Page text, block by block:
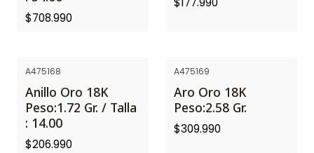
$708.990
A475168
Anillo Oro 18K
Peso:1.72 Gr. / Talla
: 14.00
$206.990
A475169
Aro Oro 18K
Peso:2.58 Gr.
$309.990